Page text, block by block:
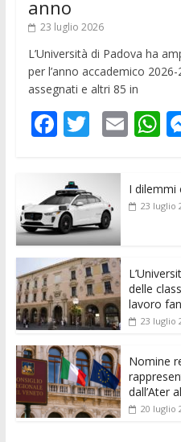
anno
23 luglio 2026
L’Università di Padova ha
per l’anno accademico
assegnati e altri 85 in
F
e
b
o
o
k
T
itt
er
E
ai
l s
p
I dilemmi
23 luglio
delle
lavoro
23 luglio
Nomine
dall’Ater
20 luglio